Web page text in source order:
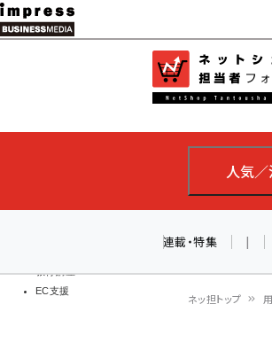
メ
イ
ン
ツ
移
教育講座
EC支援
人気
連載・特集 |
ネッ担トップ